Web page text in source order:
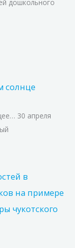
дошкольного
солнце
30 апреля
в
на примере
чукотского